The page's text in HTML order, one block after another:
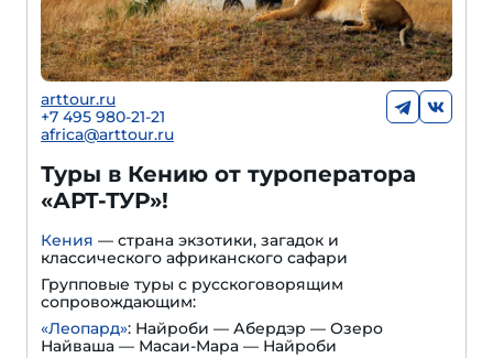
arttour.ru
+7 495 980-21-21
africa@arttour.ru
Туры в Кению от туроператора
«АРТ-ТУР»!
Кения — страна экзотики, загадок и
классического африканского сафари
Групповые туры с русскоговорящим
сопровождающим:
«Леопард»: Найроби — Абердэр — Озеро
Найваша — Масаи-Мара — Найроби